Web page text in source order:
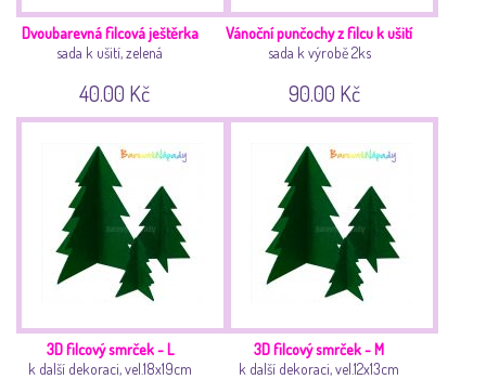
Dvoubarevná filcová ještěrka
sada k ušití, zelená
40.00 Kč
Vánoční punčochy z filcu k ušití
sada k výrobě 2ks
90.00 Kč
3D filcový smrček - L
k další dekoraci, vel.18x19cm
3D filcový smrček - M
k další dekoraci, vel.12x13cm